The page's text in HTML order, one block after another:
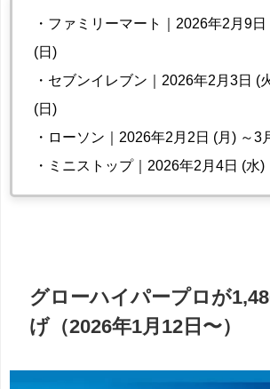
・ファミリーマート｜2026年2月9日
(日)
・セブンイレブン｜2026年2月3日 (
(日)
・ローソン｜2026年2月2日 (月) ～3
・ミニストップ｜2026年2月4日 (水
グローハイパープロが
げ（2026年1月12日〜）